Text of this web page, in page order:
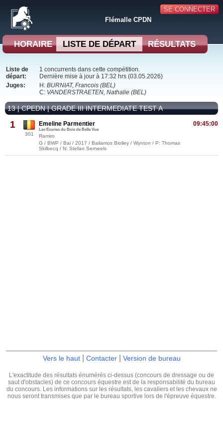
SE CONNECTER
Flémalle CPDN
HORAIRE LISTE DE DÉPART RÉSULTATS
Liste de
départ:
1 concurrents dans cette compétition.
Dernière mise à jour à 17:32 hrs (03.05.2026)
Juges:
H: BURNIAT, Francois (BEL)
C: VANDERSTRAETEN, Nathalie (BEL)
13 | CPEDN | GRADE III INTERMEDIATE TEST A
1
301
09:45:00
Emeline Parmentier
Les Ecuries du Bois de Belle Vue
Ramiro
G / BWP / Bai / 2017 / Bailamos Biolley / Wynton / P: Thomas
Skilbecq / N: Stefan Serneels
Vers le haut Contacter Version de bureau
L'exactitude des résultats énumérés ci-dessus (concours de dressage ou de
saut d'obstacles) de ce concours équestre est de la responsabilité du bureau
du concours. Les informations sur les résultats, les cavaliers et les chevaux ne
nous seront transmises que par le bureau sportive lors de l'épreuve équestre.